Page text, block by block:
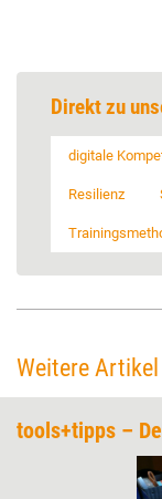
Direkt zu
digitale
Resilienz
Weitere
tools+tipps –